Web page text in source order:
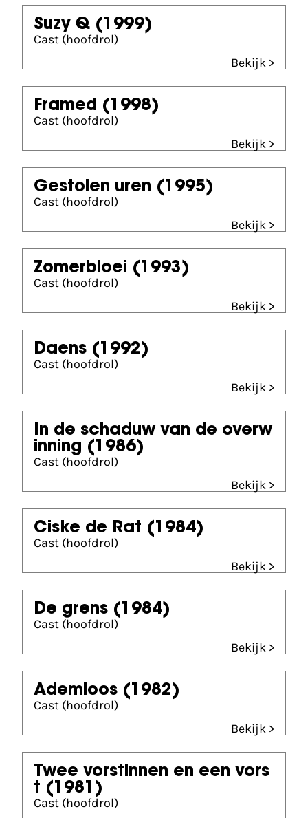
Suzy Q (1999)
Cast (hoofdrol)
Bekijk >
Framed (1998)
Cast (hoofdrol)
Bekijk >
Gestolen uren (1995)
Cast (hoofdrol)
Bekijk >
Zomerbloei (1993)
Cast (hoofdrol)
Bekijk >
Daens (1992)
Cast (hoofdrol)
Bekijk >
In de schaduw van de overw
inning (1986)
Cast (hoofdrol)
Bekijk >
Ciske de Rat (1984)
Cast (hoofdrol)
Bekijk >
De grens (1984)
Cast (hoofdrol)
Bekijk >
Ademloos (1982)
Cast (hoofdrol)
Bekijk >
Twee vorstinnen en een vors
t (1981)
Cast (hoofdrol)